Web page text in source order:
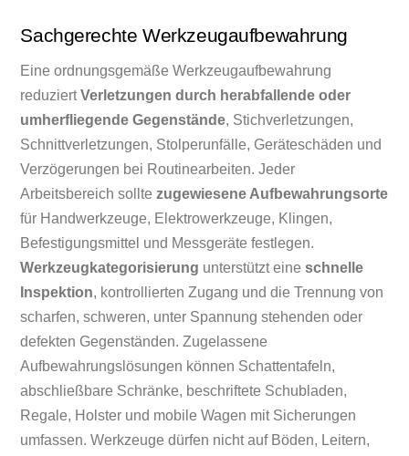
Sachgerechte Werkzeugaufbewahrung
Eine ordnungsgemäße Werkzeugaufbewahrung
reduziertVerletzungen durch herabfallende oder
umherfliegende Gegenstände, Stichverletzungen,
Schnittverletzungen, Stolperunfälle, Geräteschäden und
Verzögerungen bei Routinearbeiten. Jeder
Arbeitsbereich solltezugewiesene Aufbewahrungsorte
für Handwerkzeuge, Elektrowerkzeuge, Klingen,
Befestigungsmittel und Messgeräte festlegen.
Werkzeugkategorisierung unterstützt eineschnelle
Inspektion, kontrollierten Zugang und die Trennung von
scharfen, schweren, unter Spannung stehenden oder
defekten Gegenständen. Zugelassene
Aufbewahrungslösungen können Schattentafeln,
abschließbare Schränke, beschriftete Schubladen,
Regale, Holster und mobile Wagen mit Sicherungen
umfassen. Werkzeuge dürfen nicht auf Böden, Leitern,